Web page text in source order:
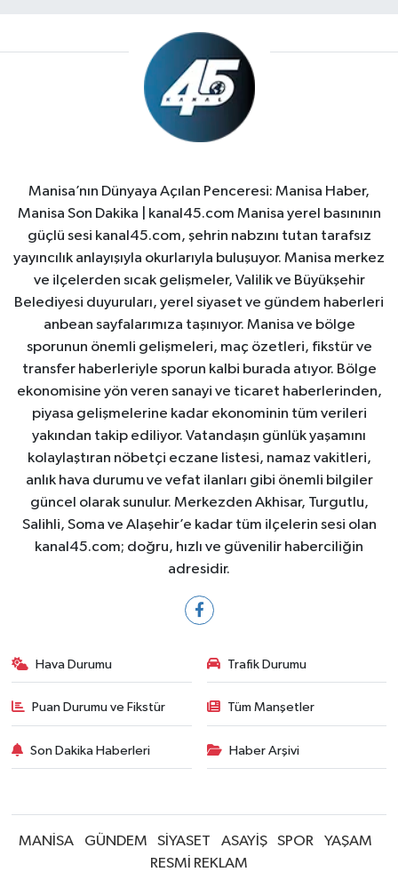
Manisa’nın Dünyaya Açılan Penceresi: Manisa Haber,
Manisa Son Dakika | kanal45.com Manisa yerel basınının
güçlü sesi kanal45.com, şehrin nabzını tutan tarafsız
yayıncılık anlayışıyla okurlarıyla buluşuyor. Manisa merkez
ve ilçelerden sıcak gelişmeler, Valilik ve Büyükşehir
Belediyesi duyuruları, yerel siyaset ve gündem haberleri
anbean sayfalarımıza taşınıyor. Manisa ve bölge
sporunun önemli gelişmeleri, maç özetleri, fikstür ve
transfer haberleriyle sporun kalbi burada atıyor. Bölge
ekonomisine yön veren sanayi ve ticaret haberlerinden,
piyasa gelişmelerine kadar ekonominin tüm verileri
yakından takip ediliyor. Vatandaşın günlük yaşamını
kolaylaştıran nöbetçi eczane listesi, namaz vakitleri,
anlık hava durumu ve vefat ilanları gibi önemli bilgiler
güncel olarak sunulur. Merkezden Akhisar, Turgutlu,
Salihli, Soma ve Alaşehir’e kadar tüm ilçelerin sesi olan
kanal45.com; doğru, hızlı ve güvenilir haberciliğin
adresidir.
Hava Durumu Trafik Durumu
Puan Durumu ve Fikstür Tüm Manşetler
Son Dakika Haberleri Haber Arşivi
MANİSA GÜNDEM SİYASET ASAYİŞ SPOR
YAŞAM
RESMİ REKLAM